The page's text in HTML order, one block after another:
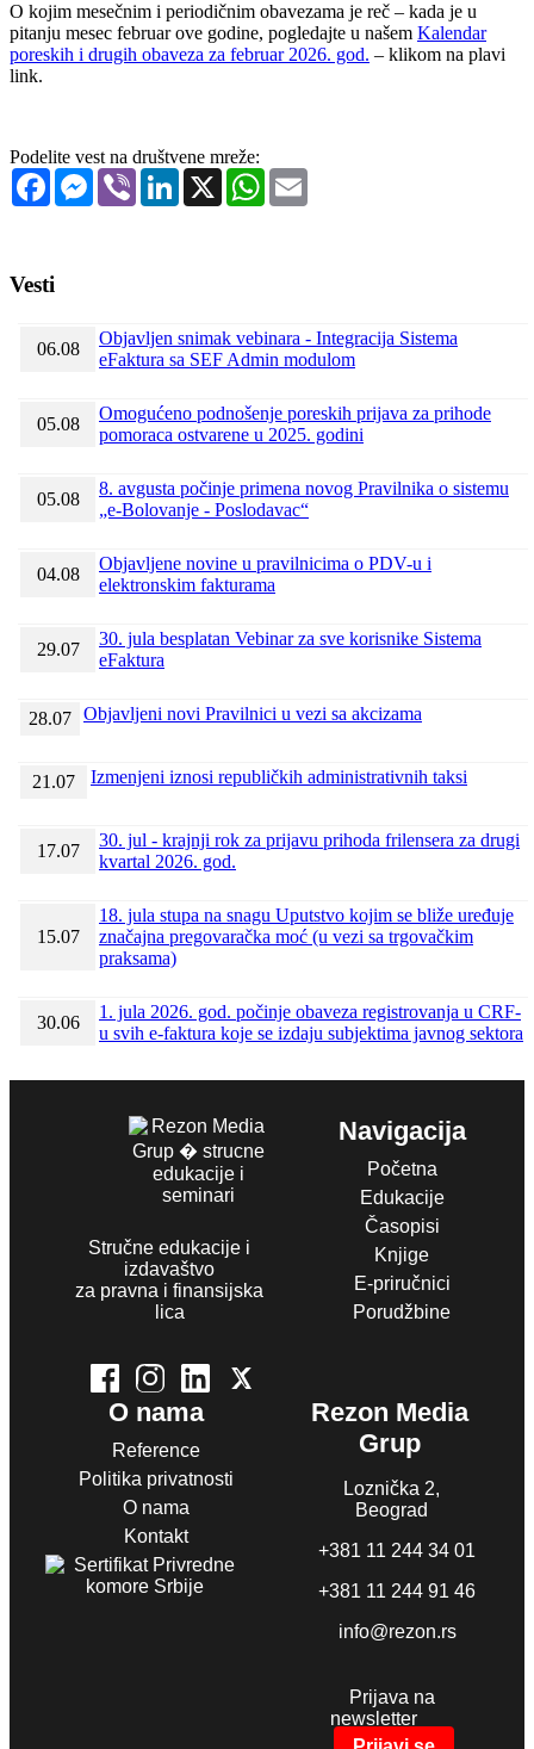
O kojim mesečnim i periodičnim obavezama je reč – kada je u
pitanju mesec februar ove godine, pogledajte u našem Kalendar
poreskih i drugih obaveza za februar 2026. god. – klikom na plavi
link.
Podelite vest na društvene mreže:
FacebookMessenger
Viber LinkedIn
X WhatsApp
Vesti
06.08
Objavljen snimak vebinara - Integracija Sistema
eFaktura sa SEF Admin modulom
05.08
Omogućeno podnošenje poreskih prijava za prihode
pomoraca ostvarene u 2025. godini
05.08
8. avgusta počinje primena novog Pravilnika o sistemu
„e-Bolovanje - Poslodavac“
04.08
Objavljene novine u pravilnicima o PDV-u i
elektronskim fakturama
29.07
30. jula besplatan Vebinar za sve korisnike Sistema
eFaktura
28.07 Objavljeni novi Pravilnici u vezi sa akcizama
21.07 Izmenjeni iznosi republičkih administrativnih taksi
17.07
30. jul - krajnji rok za prijavu prihoda frilensera za drugi
kvartal 2026. god.
15.07
18. jula stupa na snagu Uputstvo kojim se bliže uređuje
značajna pregovaračka moć (u vezi sa trgovačkim
praksama)
30.06
1. jula 2026. god. počinje obaveza registrovanja u CRF-
u svih e-faktura koje se izdaju subjektima javnog sektora
Stručne edukacije i
izdavaštvo
za pravna i finansijska
lica
Navigacija
Početna
Edukacije
Časopisi
Knjige
E-priručnici
Porudžbine
O nama
Reference
Politika privatnosti
O nama
Kontakt
Rezon Media
Grup
Loznička 2,
Beograd
+381 11 244 34 01
+381 11 244 91 46
info@rezon.rs
Prijava na
newsletter